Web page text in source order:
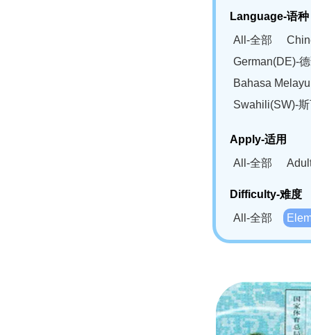
Language-语种
All-全部
German(DE)-
Bahasa
Swahili(SW)-
Apply-适用
All-全部
Difficulty-难度
All-全部